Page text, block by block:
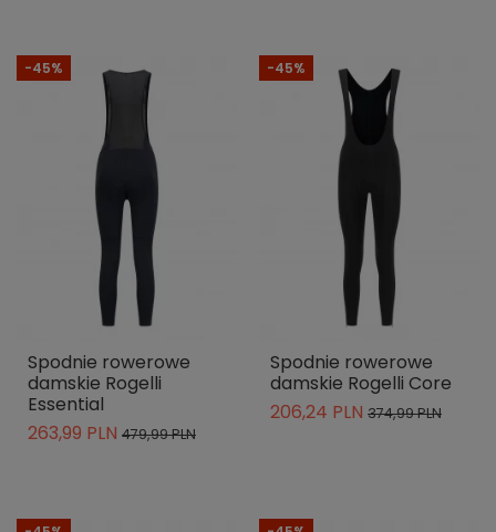
-45%
Spodnie rowerowe
damskie Rogelli
Essential
263,99 PLN 479,99 PLN
-45%
Spodnie rowerowe
damskie Rogelli Core
206,24 PLN 374,99 PLN